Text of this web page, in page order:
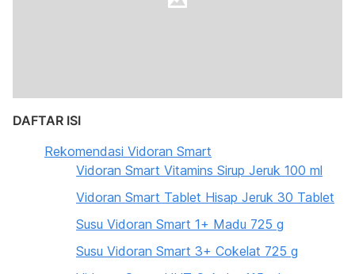
DAFTAR ISI
Rekomendasi Vidoran Smart
Vidoran Smart Vitamins Sirup Jeruk 100 ml
Vidoran Smart Tablet Hisap Jeruk 30 Tablet
Susu Vidoran Smart 1+ Madu 725 g
Susu Vidoran Smart 3+ Cokelat 725 g